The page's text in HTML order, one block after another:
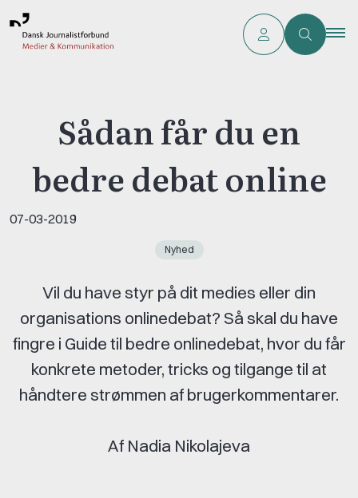
Sådan får du en
bedre debat online
07-03-2019
Nyhed
Vil du have styr på dit medies eller din
organisations onlinedebat? Så skal du have
fingre i Guide til bedre onlinedebat, hvor du får
konkrete metoder, tricks og tilgange til at
håndtere strømmen af brugerkommentarer.
Af Nadia Nikolajeva